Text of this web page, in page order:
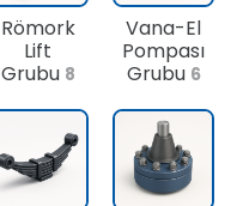
Römork
Lift
Grubu 8
Vana-El
Pompası
Grubu 6